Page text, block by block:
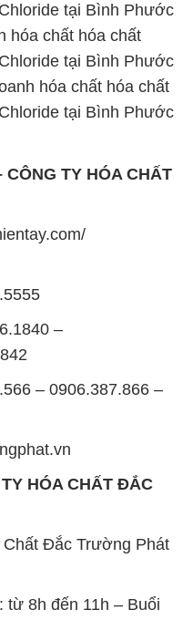
tại Bình Phước
hóa chất hóa chất
tại Bình Phước
hóa chất hóa chất
tại Bình Phước
CÔNG TY HÓA CHẤT
–
– 0906.387.866 –
HÓA CHẤT ĐẮC
Chất Đắc Trường Phát
từ 8h đến 11h – Buổi